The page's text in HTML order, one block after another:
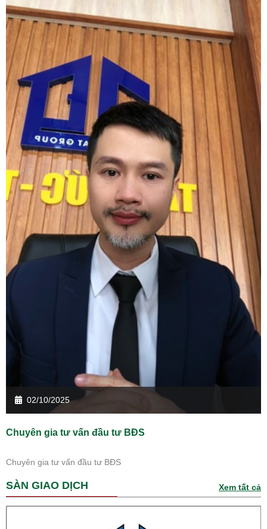
02/10/2025
Chuyên gia tư vấn đầu tư BĐS
Chuyên gia tư vấn đầu tư BĐS
SÀN GIAO DỊCH Xem tất cả